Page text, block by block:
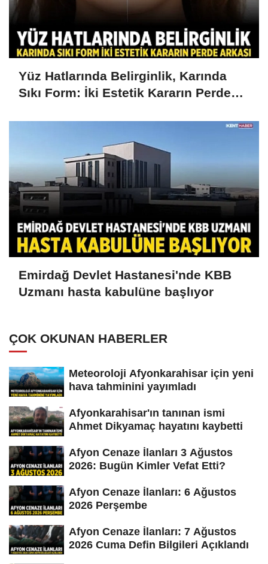
Yüz Hatlarında Belirginlik, Karında
Sıkı Form: İki Estetik Kararın Perde
Emirdağ Devlet Hastanesi'nde KBB
Uzmanı hasta kabulüne başlıyor
ÇOK OKUNAN HABERLER
Meteoroloji Afyonkarahisar için yeni
hava tahminini yayımladı
Afyonkarahisar'ın tanınan ismi
Ahmet Dikyamaç hayatını kaybetti
Afyon Cenaze İlanları 3 Ağustos
2026: Bugün Kimler Vefat Etti?
Afyon Cenaze İlanları: 6 Ağustos
2026 Perşembe
Afyon Cenaze İlanları: 7 Ağustos
2026 Cuma Defin Bilgileri Açıklandı